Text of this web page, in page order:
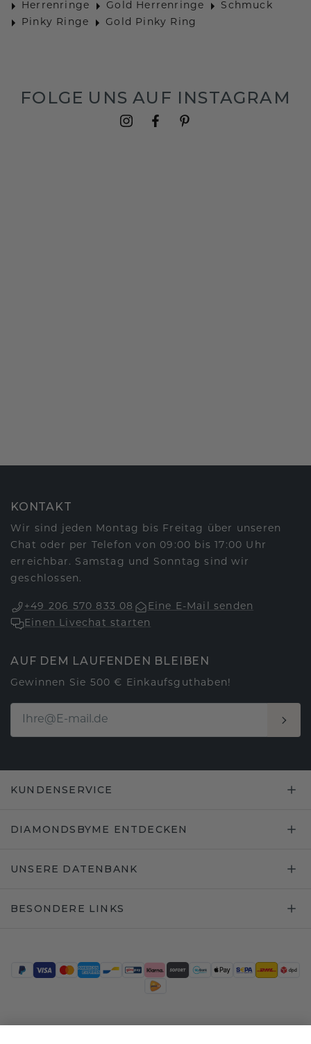
Herrenringe Gold Herrenringe
Schmuck
Pinky Ringe
Gold Pinky Ring
FOLGE UNS AUF INSTAGRAM
KONTAKT
Wir sind jeden Montag bis Freitag über unseren
Chat oder per Telefon von 09:00 bis 17:00 Uhr
erreichbar. Samstag und Sonntag sind wir
geschlossen.
+49 206 570 833 08
Eine E-Mail senden
Einen Livechat starten
AUF DEM LAUFENDEN BLEIBEN
Gewinnen Sie 500 € Einkaufsguthaben!
KUNDENSERVICE
DIAMONDSBYME ENTDECKEN
UNSERE DATENBANK
BESONDERE LINKS